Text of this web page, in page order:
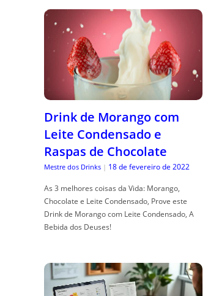
Drink de Morango com
Leite Condensado e
Raspas de Chocolate
Mestre dos Drinks | 18 de fevereiro de 2022
As 3 melhores coisas da Vida: Morango,
Chocolate e Leite Condensado, Prove este
Drink de Morango com Leite Condensado, A
Bebida dos Deuses!